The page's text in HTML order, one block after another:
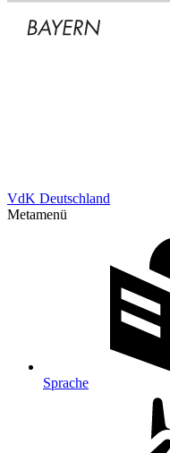
VdK Deutschland
Metamenü
Sprache